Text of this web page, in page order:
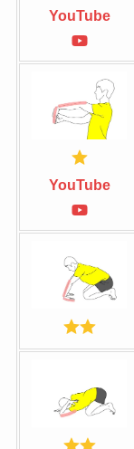
YouTube
YouTube